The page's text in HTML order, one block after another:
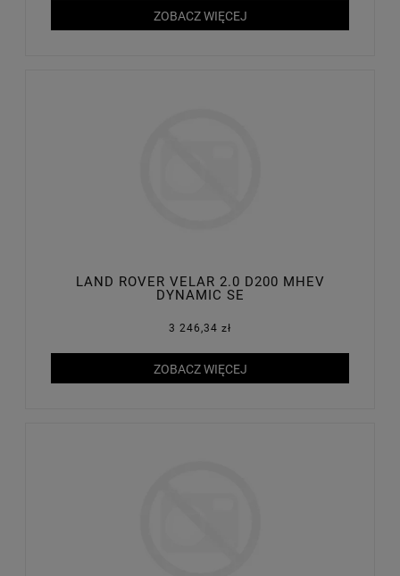
ZOBACZ WIĘCEJ
LAND ROVER VELAR 2.0 D200 MHEV
DYNAMIC SE
3 246,34 zł
ZOBACZ WIĘCEJ